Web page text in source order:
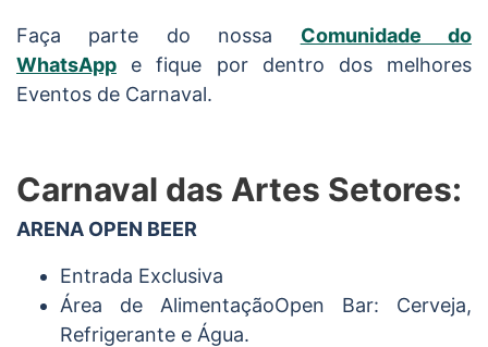
Faça parte do nossa Comunidade do
WhatsApp e fique por dentro dos melhores
Eventos de Carnaval.
Carnaval das Artes Setores:
ARENA OPEN BEER
Entrada Exclusiva
Área de AlimentaçãoOpen Bar: Cerveja,
Refrigerante e Água.